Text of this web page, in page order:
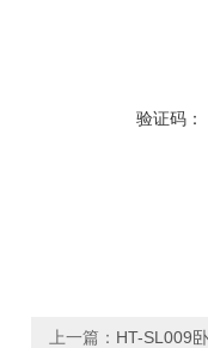
验证码：
上一篇： HT-SL009